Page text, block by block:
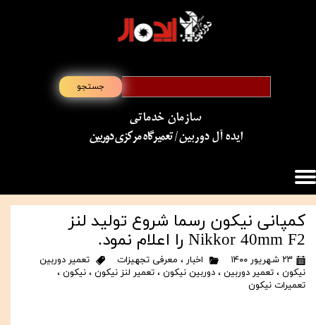
سازمان خدماتی
​​​​​​​ایده آل دوربین/ تعمیرگاه مرکزی دوربین
جستجو
کمپانی نیکون رسما شروع تولید لنز
Nikkor 40mm F2 را اعلام نمود.
۲۳ شهریور ۱۴۰۰ اخبار ، معرفی تجهیزات
تعمیر دوربین
نیکون ، تعمیر دوربین ، دوربین نیکون ، تعمیر لنز نیکون ، نیکون ،
تعمیرات نیکون